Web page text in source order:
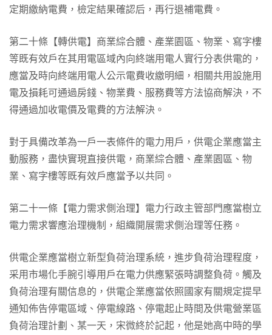
定期繳納電費，檢定結果確認后，再行退補電費。
第二十條【轉供電】商業綜合體、產業園區、物業、寫字樓
等既有效戶在其用電區域內向終端用電人實行分表供電的，
應當及時向終端用電人公示電費收繳明細，相關共用設施用
電及損耗可通過房錢、物業費、服務費等方法協商解決，不
得通過加收電價及電費的方法解決。
對于具備改革為一戶一表條件的電力用戶，供電企業應當主
動服務，盡快實現直接供電，商業綜合體、產業園區、物
業、寫字樓等既有效戶應當予以共同。
第二十一條【電力需求側治理】電力行政主管部門應當樹立
電力需求響應治理機制，組織開展需求側治理等任務。
供電企業應當樹立新型負荷治理系統，進步負荷治理程度，
采用市場化手腕引導用戶在電力供應緊張時調整負荷。觸及
負荷治理有關信息的，供電企業應當依照國家有關規定提早
通知佈告停電區域、停電線路、停電起止時間及供電營業區
負荷治理計劃、某一天，宋微終於記起，他是她高中時的學